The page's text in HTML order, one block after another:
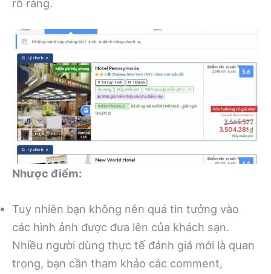
rõ ràng.
Nhược điểm:
Tuy nhiên bạn không nên quá tin tưởng vào
các hình ảnh được đưa lên của khách sạn.
Nhiều người dùng thực tế đánh giá mới là quan
trọng, bạn cần tham khảo các comment,